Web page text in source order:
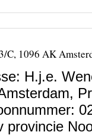
C, 1096 AK
H.j.e.
,
provincie